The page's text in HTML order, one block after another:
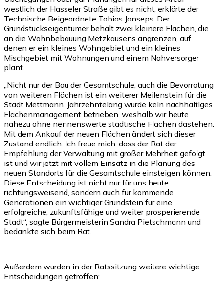
westlich der Hasseler Straße gibt es nicht, erklärte der
Technische Beigeordnete Tobias Janseps. Der
Grundstückseigentümer behält zwei kleinere Flächen, die
an die Wohnbebauung Metzkausens angrenzen, auf
denen er ein kleines Wohngebiet und ein kleines
Mischgebiet mit Wohnungen und einem Nahversorger
plant.
„Nicht nur der Bau der Gesamtschule, auch die Bevorratung
von weiteren Flächen ist ein weiterer Meilenstein für die
Stadt Mettmann. Jahrzehntelang wurde kein nachhaltiges
Flächenmanagement betrieben, weshalb wir heute
nahezu ohne nennenswerte städtische Flächen dastehen.
Mit dem Ankauf der neuen Flächen ändert sich dieser
Zustand endlich. Ich freue mich, dass der Rat der
Empfehlung der Verwaltung mit großer Mehrheit gefolgt
ist und wir jetzt mit vollem Einsatz in die Planung des
neuen Standorts für die Gesamtschule einsteigen können.
Diese Entscheidung ist nicht nur für uns heute
richtungsweisend, sondern auch für kommende
Generationen ein wichtiger Grundstein für eine
erfolgreiche, zukunftsfähige und weiter prosperierende
Stadt“, sagte Bürgermeisterin Sandra Pietschmann und
bedankte sich beim Rat.
Außerdem wurden in der Ratssitzung weitere wichtige
Entscheidungen getroffen: